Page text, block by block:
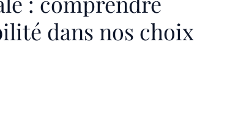
dans nos choix